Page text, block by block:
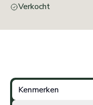
Verkocht
Kenmerken